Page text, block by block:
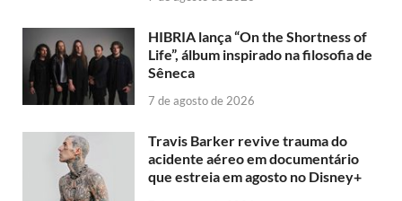
HIBRIA lança “On the Shortness of
Life”, álbum inspirado na filosofia de
Sêneca
7 de agosto de 2026
Travis Barker revive trauma do
acidente aéreo em documentário
que estreia em agosto no Disney+